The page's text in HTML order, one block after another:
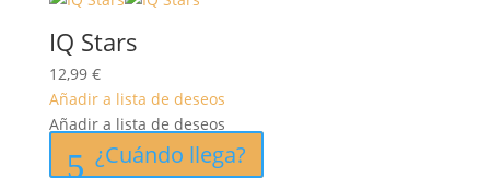
IQ Stars
12,99 €
Añadir a lista de deseos
Añadir a lista de deseos
¿Cuándo llega?